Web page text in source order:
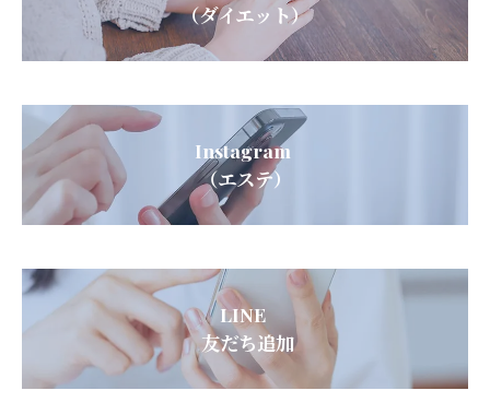
（ダイエット）
Instagram
（エステ）
LINE
友だち追加